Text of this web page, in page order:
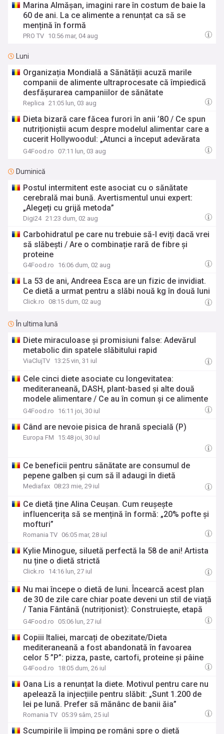
Marina Almășan, imagini rare în costum de baie la
60 de ani. La ce alimente a renunțat ca să se
mențină în formă
PRO TV 10:56 mar, 04 aug
Luni
Organizația Mondială a Sănătății acuză marile
companii de alimente ultraprocesate că împiedică
desfășurarea campaniilor de sănătate
Replica 21:05 lun, 03 aug
Dieta bizară care făcea furori în anii ’80 / Ce spun
nutriționiștii acum despre modelul alimentar care a
cucerit Hollywoodul: „Atunci a început adevărata
obsesie pentru produsele fără grăsimi”
G4Food.ro 07:11 lun, 03 aug
Duminică
Postul intermitent este asociat cu o sănătate
cerebrală mai bună. Avertismentul unui expert:
„Alegeți cu grijă metoda”
Digi24 21:23 dum, 02 aug
Carbohidratul pe care nu trebuie să-l eviți dacă vrei
să slăbești / Are o combinație rară de fibre și
proteine
G4Food.ro 16:06 dum, 02 aug
La 53 de ani, Andreea Esca are un fizic de invidiat.
Ce dietă a urmat pentru a slăbi nouă kg în două luni
Click.ro 08:15 dum, 02 aug
În ultima lună
Diete miraculoase și promisiuni false: Adevărul
metabolic din spatele slăbitului rapid
ViaClujTV 13:25 vin, 31 iul
Cele cinci diete asociate cu longevitatea:
mediteraneană, DASH, plant-based și alte două
modele alimentare / Ce au în comun și ce alimente
te-ar putea ajuta să trăiești mai mult
G4Food.ro 16:11 joi, 30 iul
Când are nevoie pisica de hrană specială (P)
Europa FM 15:48 joi, 30 iul
Ce beneficii pentru sănătate are consumul de
pepene galben și cum să îl adaugi în dietă
Mediafax 08:23 mie, 29 iul
Ce dietă ține Alina Ceușan. Cum reușește
influencerița să se mențină în formă: „20% pofte și
mofturi”
Romania TV 06:05 mar, 28 iul
Kylie Minogue, siluetă perfectă la 58 de ani! Artista
nu ține o dietă strictă
Click.ro 14:16 lun, 27 iul
Nu mai începe o dietă de luni. Încearcă acest plan
de 30 de zile care chiar poate deveni un stil de viață
/ Tania Fântână (nutriționist): Construiește, etapă
cu etapă, câteva comportamente pe care să le poți
G4Food.ro 05:06 lun, 27 iul
Copiii Italiei, marcați de obezitate/Dieta
mediteraneană a fost abandonată în favoarea
celor 5 ”P”: pizza, paste, cartofi, proteine și pâine
G4Food.ro 18:05 dum, 26 iul
Oana Lis a renunțat la diete. Motivul pentru care nu
apelează la injecțiile pentru slăbit: „Sunt 1.200 de
lei pe lună. Prefer să mănânc de banii ăia”
Romania TV 05:39 sâm, 25 iul
Scumpirile îi împing pe români spre o dietă